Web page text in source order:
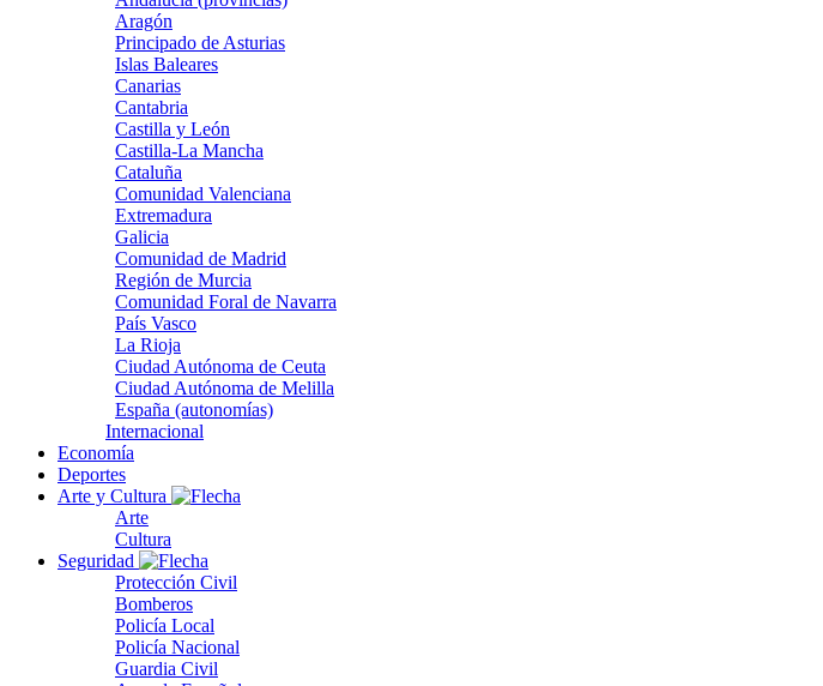
Aragón
Principado de Asturias
Islas Baleares
Canarias
Cantabria
Castilla y León
Castilla-La Mancha
Cataluña
Comunidad Valenciana
Extremadura
Galicia
Comunidad de Madrid
Región de Murcia
Comunidad Foral de Navarra
País Vasco
La Rioja
Ciudad Autónoma de Ceuta
Ciudad Autónoma de Melilla
España (autonomías)
Internacional
Economía
Deportes
Arte y Cultura
Arte
Cultura
Seguridad
Protección Civil
Bomberos
Policía Local
Policía Nacional
Guardia Civil